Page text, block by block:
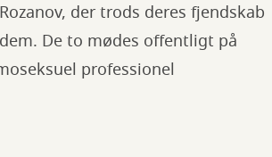
der trods deres fjendskab
De to mødes offentligt på
professionel